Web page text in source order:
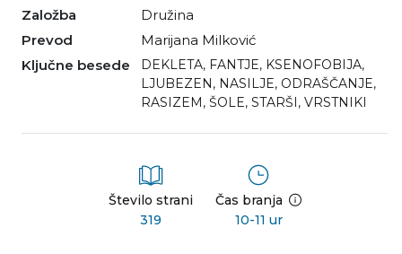
Založba
Družina
Prevod
Marijana Milković
Ključne besede
DEKLETA, FANTJE, KSENOFOBIJA,
LJUBEZEN , NASILJE, ODRAŠČANJE,
RASIZEM , ŠOLE, STARŠI , VRSTNIKI
Število strani
319
Čas branja
10-11 ur